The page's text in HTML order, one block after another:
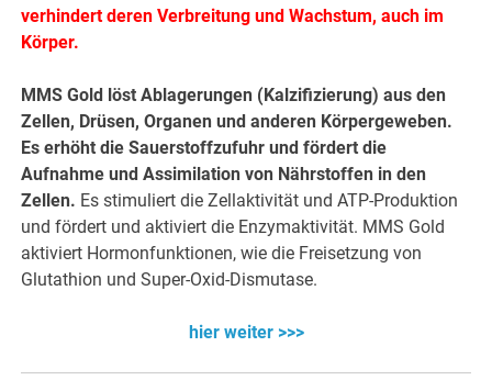
verhindert deren Verbreitung und Wachstum, auch im
Körper.
MMS Gold löst Ablagerungen (Kalzifizierung) aus den
Zellen, Drüsen, Organen und anderen Körpergeweben.
Es erhöht die Sauerstoffzufuhr und fördert die
Aufnahme und Assimilation von Nährstoffen in den
Zellen. Es stimuliert die Zellaktivität und ATP-Produktion
und fördert und aktiviert die Enzymaktivität. MMS Gold
aktiviert Hormonfunktionen, wie die Freisetzung von
Glutathion und Super-Oxid-Dismutase.
hier weiter >>>